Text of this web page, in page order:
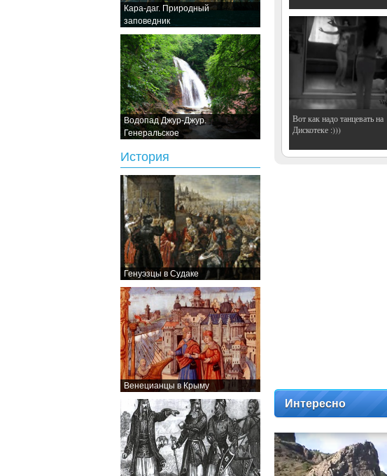
Кара-даг. Природный
заповедник
Водопад Джур-Джур.
Генеральское
История
Генуэзцы в Судаке
Венецианцы в Крыму
Вот как надо танцевать на
Дискотеке :)))
Интересно